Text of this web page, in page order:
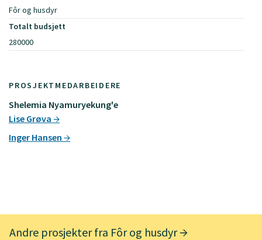
PROSJEKTMEDARBEIDERE
Shelemia Nyamuryekung'e
Lise Grøva
Inger Hansen
Fôr og husdyr
Totalt budsjett
280000
Andre prosjekter fra Fôr og husdyr